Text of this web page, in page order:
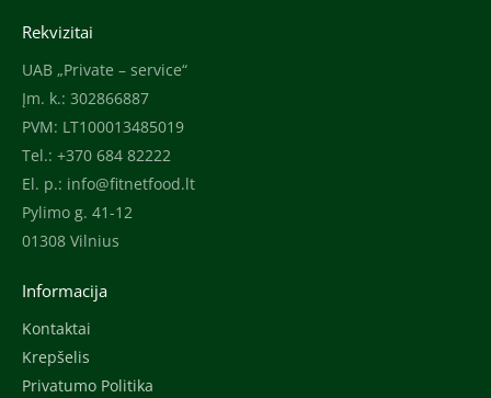
Rekvizitai
UAB „Private – service“
Įm. k.: 302866887
PVM: LT100013485019
Tel.: +370 684 82222
El. p.: info@fitnetfood.lt
Pylimo g. 41-12
01308 Vilnius
Informacija
Kontaktai
Krepšelis
Privatumo Politika